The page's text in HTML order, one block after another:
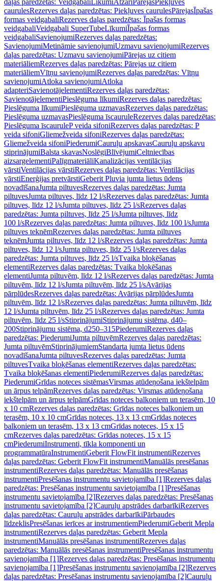
daļas paredzētas: Veidgabali LīkumiAtzari PārejasPiekļuves
caurulesRezerves daļas paredzētas: Piekļuves caurulesPārejasĪpašas
formas veidgabaliRezerves daļas paredzētas: Īpašas formas
veidgabaliVeidgabali SuperTubeLīkumiĪpašas formas
veidgabaliSavienojumiRezerves daļas paredzētas:
SavienojumiMetināmie savienojumiUzmavu savienojumiRezerves
daļas paredzētas: Uzmavu savienojumiPārejas uz citiem
materiāliemRezerves daļas paredzētas: Pārejas uz citiem
materiāliemVītņu savienojumiRezerves daļas paredzētas: Vītņu
savienojumiAtloka savienojumiAtloka
adapteriSavienotājelementiRezerves daļas paredzētas:
SavienotājelementiPieslēguma līkumiRezerves daļas paredzētas:
Pieslēguma līkumiPieslēguma uzmavasRezerves daļas paredzētas:
Pieslēguma uzmavasPieslēguma īscauruleRezerves daļas paredzētas:
Pieslēguma īscauruleP veida sifoniRezerves daļas paredzētas: P
veida sifoniGliemežveida sifoniRezerves daļas paredzētas:
Gliemežveida sifoniPiederumiCauruļu apskavasCauruļu apskavu
stiprinājumiBalsta skavasNoslēgiBlīvējumiCeltniecības
aizsargelementiPalīgmateriāliKanalizācijas ventilācijas
vārstiVentilācijas vārstiRezerves daļas paredzētas: Ventilācijas
vārstiEnerģijas pretvārstiGeberit Pluvia jumta lietus ūdens
novadīšanaJumta piltuvesRezerves daļas paredzētas: Jumta
piltuvesJumta piltuves, līdz 12 l/sRezerves daļas paredzētas: Jumta
piltuves, līdz 12 l/sJumta piltuves, līdz 25 l/sRezerves daļas
paredzētas: Jumta piltuves, līdz 25 l/sJumta piltuves, līdz
100 l/sRezerves daļas paredzētas: Jumta piltuves, līdz 100 l/sJumta
piltuves teknēmRezerves daļas paredzētas: Jumta piltuves
teknēmJumta piltuves, līdz 12 l/sRezerves daļas paredzētas: Jumta
piltuves, līdz 12 l/sJumta piltuves, līdz 25 l/sRezerves daļas
paredzētas: Jumta piltuves, līdz 25 l/sTvaika bloķēšanas
elementiRezerves daļas paredzētas: Tvaika bloķēšanas
elementiJumta piltuvēm, līdz 12 l/sRezerves daļas paredzētas: Jumta
piltuvēm, līdz 12 l/sJumta piltuvēm, līdz 25 l/sAvārijas
pārplūdesRezerves daļas paredzētas: Avārijas pārplūdesJumta
piltuvēm, līdz 12 l/sRezerves daļas paredzētas: Jumta piltuvēm, līdz
12 l/sJumta piltuvēm, līdz 25 l/sRezerves daļas paredzētas: Jumta
piltuvēm, līdz 25 l/sStiprinājumiStiprinājumu sistēma, d40–
200Stiprinājumu sistēma, d250–315PiederumiRezerves daļas
paredzētas: PiederumiJumta piltuvēmRezerves daļas paredzētas:
Jumta piltuvēmStiprinājumiemStandarta jumta lietus ūdens
novadīšanaJumta piltuvesRezerves daļas paredzētas: Jumta
piltuvesTvaika bloķēšanas elementiRezerves daļas paredzētas:
Tvaika bloķēšanas elementiPiederumiRezerves daļas paredzētas:
PiederumiGrīdas noteces sistēmasVirsmas atūdeņošana iekštelpām
un ārpus telpāmRezerves daļas paredzētas: Virsmas atūdeņošana
iekštelpām un ārpus telpāmGrīdas noteces balkoniem un terasēm, 10
x 10 cmRezerves daļas paredzētas: Grīdas noteces balkoniem un
terasēm, 10 x 10 cmGrīdas noteces, 13 x 13 cmGrīdas noteces
balkoniem un terasēm, 13 x 13 cmGrīdas noteces, 15 x 15
cmRezerves daļas paredzētas: Grīdas noteces, 15 x 15
cmPiederumiInstrumenti, tīkla komponenti un
programmatūraInstrumentiGeberit FlowFit instrumentiRezerves
daļas paredzētas: Geberit FlowFit instrumentiManuālās presēšanas
instrumentiRezerves daļas paredzētas: Manuālās presēšanas
instrumentiPresēšanas instrumentu savietojamība [1]Rezerves daļas
paredzētas: Presēšanas instrumentu savietojamība [1]Presēšanas
instrumentu savietojamība [2]Rezerves daļas paredzētas: Presēšanas
instrumentu savietojamība [2]Cauruļu apstrādes darbarīkiRezerves
daļas paredzētas: Cauruļu apstrādes darbarīkiPārbaudes
līdzeklisPresēšanas ierīces ar instrumentiemPiederumiGeberit Mepla
instrumentiRezerves daļas paredzētas: Geberit Mepla
instrumentiManuālās presēšanas instrumentiRezerves daļas
paredzētas: Manuālās presēšanas instrumentiPresēšanas instrumentu
savienojamība [1]Rezerves daļas paredzētas: Presēšanas instrumentu
savienojamība [1]Presēšanas instrumentu savienojamība [2]Rezerves
daļas paredzētas: Presēšanas instrumentu savienojamība [2]Cauruļu